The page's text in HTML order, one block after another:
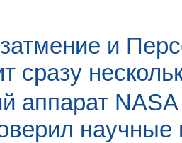
и
сразу
аппарат
научные